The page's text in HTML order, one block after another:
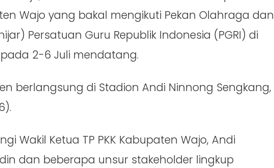
Wajo yang bakal mengikuti Pekan Olahraga dan
Persatuan Guru Republik Indonesia (PGRI) di
2-6 Juli mendatang.
berlangsung di Stadion Andi Ninnong Sengkang,
Wakil Ketua TP PKK Kabupaten Wajo, Andi
dan beberapa unsur stakeholder lingkup